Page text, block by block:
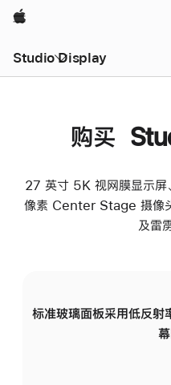
Apple
Studio Display
购买
27 英寸 5K 视网膜显示屏
像素 Center Stage 摄像头
及雷
标准玻璃面板采用低反射
幕